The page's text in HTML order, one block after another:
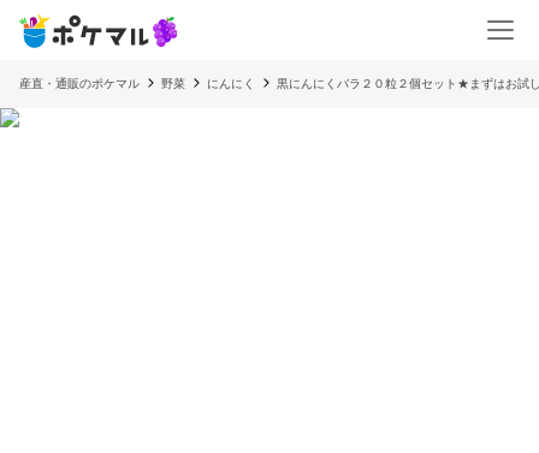
産直・通販のポケマル 野菜 にんにく 黒にんにくバラ２０粒２個セット★まずはお